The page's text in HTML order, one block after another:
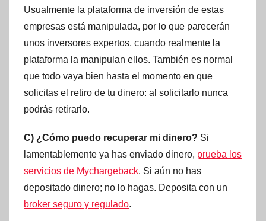
Usualmente la plataforma de inversión de estas
empresas está manipulada, por lo que parecerán
unos inversores expertos, cuando realmente la
plataforma la manipulan ellos. También es normal
que todo vaya bien hasta el momento en que
solicitas el retiro de tu dinero: al solicitarlo nunca
podrás retirarlo.
C) ¿Cómo puedo recuperar mi dinero? Si
lamentablemente ya has enviado dinero, prueba los
servicios de Mychargeback. Si aún no has
depositado dinero; no lo hagas. Deposita con un
broker seguro y regulado.